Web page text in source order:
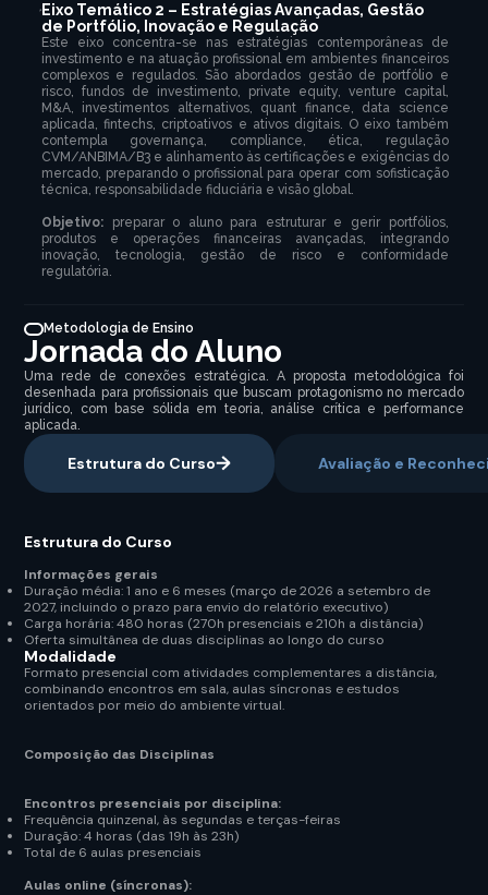
Eixo Temático 2 – Estratégias Avançadas, Gestão
de Portfólio, Inovação e Regulação
Este eixo concentra-se nas estratégias contemporâneas de
investimento e na atuação profissional em ambientes financeiros
complexos e regulados. São abordados gestão de portfólio e
risco, fundos de investimento, private equity, venture capital,
M&A, investimentos alternativos, quant finance, data science
aplicada, fintechs, criptoativos e ativos digitais. O eixo também
contempla governança, compliance, ética, regulação
CVM/ANBIMA/B3 e alinhamento às certificações e exigências do
mercado, preparando o profissional para operar com sofisticação
técnica, responsabilidade fiduciária e visão global.
Objetivo: preparar o aluno para estruturar e gerir portfólios,
produtos e operações financeiras avançadas, integrando
inovação, tecnologia, gestão de risco e conformidade
regulatória.
Metodologia de Ensino
Jornada do Aluno
Uma rede de conexões estratégica. A proposta metodológica foi
desenhada para profissionais que buscam protagonismo no mercado
jurídico, com base sólida em teoria, análise crítica e performance
aplicada.
Estrutura do Curso Avaliação e
Estrutura do Curso
Informações gerais
Duração média: 1 ano e 6 meses (março de 2026 a setembro de
2027, incluindo o prazo para envio do relatório executivo)
Carga horária: 480 horas (270h presenciais e 210h a distância)
Oferta simultânea de duas disciplinas ao longo do curso
Modalidade
Formato presencial com atividades complementares a distância,
combinando encontros em sala, aulas síncronas e estudos
orientados por meio do ambiente virtual.
Composição das Disciplinas
Encontros presenciais por disciplina:
Frequência quinzenal, às segundas e terças-feiras
Duração: 4 horas (das 19h às 23h)
Total de 6 aulas presenciais
Aulas online (síncronas):